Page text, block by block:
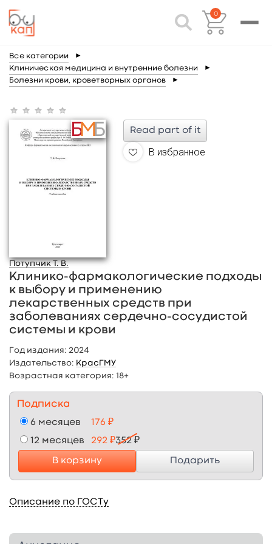
0
Все категории ►
Клиническая медицина и внутренние болезни ►
Болезни крови, кроветворных органов ►
Read part of it
В избранное
Потупчик Т. В.
Клинико-фармакологические подходы
к выбору и применению
лекарственных средств при
заболеваниях сердечно-сосудистой
системы и крови
Год издания: 2024
Издательство: КрасГМУ
Возрастная категория: 18+
Подписка
6 месяцев 176 ₽
12 месяцев 292 ₽352 ₽
В корзину Подарить
Описание по ГОСТу